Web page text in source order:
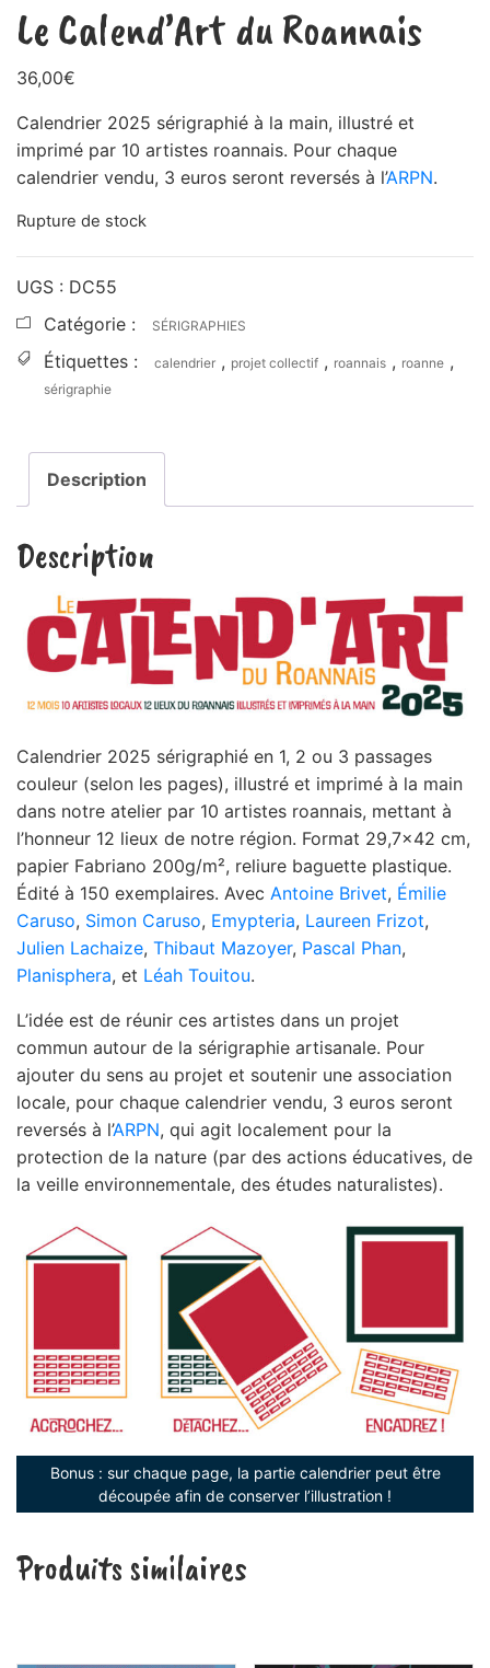
Le Calend’Art du Roannais
36,00€
Calendrier 2025 sérigraphié à la main, illustré et
imprimé par 10 artistes roannais. Pour chaque
calendrier vendu, 3 euros seront reversés à l’ARPN.
Rupture de stock
UGS : DC55
Catégorie :
SÉRIGRAPHIES
Étiquettes : calendrier , projet collectif , roannais , roanne ,
sérigraphie
Description
Description
Calendrier 2025 sérigraphié en 1, 2 ou 3 passages
couleur (selon les pages), illustré et imprimé à la main
dans notre atelier par 10 artistes roannais, mettant à
l’honneur 12 lieux de notre région. Format 29,7×42 cm,
papier Fabriano 200g/m², reliure baguette plastique.
Édité à 150 exemplaires. Avec Antoine Brivet, Émilie
Caruso, Simon Caruso, Emypteria, Laureen Frizot,
Julien Lachaize, Thibaut Mazoyer, Pascal Phan,
Planisphera, et Léah Touitou.
L’idée est de réunir ces artistes dans un projet
commun autour de la sérigraphie artisanale. Pour
ajouter du sens au projet et soutenir une association
locale, pour chaque calendrier vendu, 3 euros seront
reversés à l’ARPN, qui agit localement pour la
protection de la nature (par des actions éducatives, de
la veille environnementale, des études naturalistes).
Bonus : sur chaque page, la partie calendrier peut être
découpée afin de conserver l’illustration !
Produits similaires